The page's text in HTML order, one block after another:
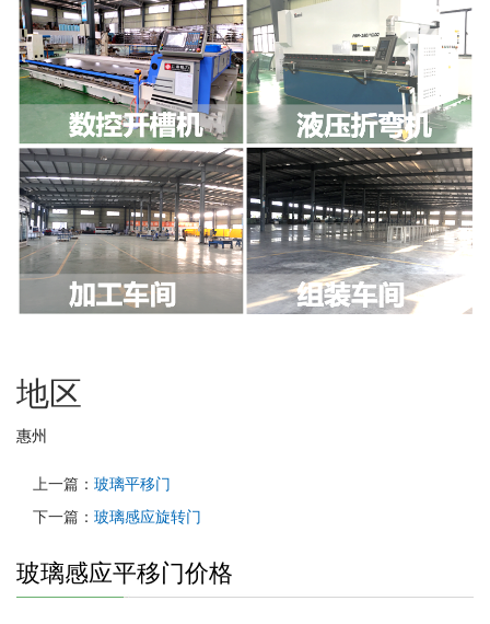
地区
惠州
上一篇： 玻璃平移门
下一篇： 玻璃感应旋转门
玻璃感应平移门价格